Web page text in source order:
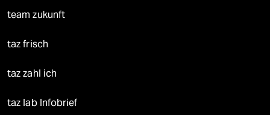
team zukunft
taz frisch
taz zahl ich
taz lab Infobrief